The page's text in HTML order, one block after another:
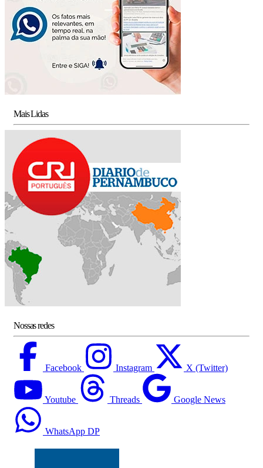
Mais Lidas
Nossas redes
Facebook Instagram X (Twitter)
Youtube Threads Google News
WhatsApp DP